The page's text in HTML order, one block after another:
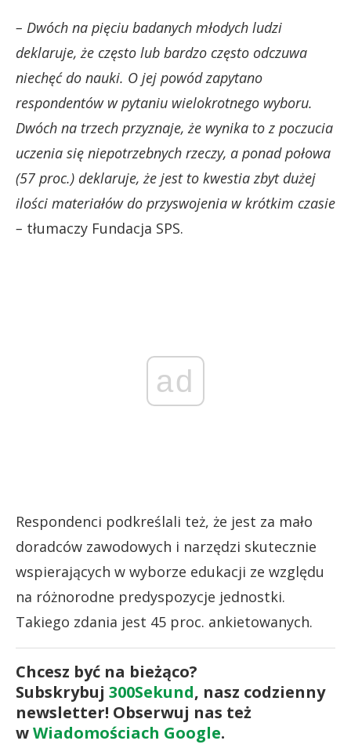
– Dwóch na pięciu badanych młodych ludzi
deklaruje, że często lub bardzo często odczuwa
niechęć do nauki. O jej powód zapytano
respondentów w pytaniu wielokrotnego wyboru.
Dwóch na trzech przyznaje, że wynika to z poczucia
uczenia się niepotrzebnych rzeczy, a ponad połowa
(57 proc.) deklaruje, że jest to kwestia zbyt dużej
ilości materiałów do przyswojenia w krótkim czasie
– tłumaczy Fundacja SPS.
ad
Respondenci podkreślali też, że jest za mało
doradców zawodowych i narzędzi skutecznie
wspierających w wyborze edukacji ze względu
na różnorodne predyspozycje jednostki.
Takiego zdania jest 45 proc. ankietowanych.
Chcesz być na bieżąco?
Subskrybuj 300Sekund, nasz codzienny
newsletter! Obserwuj nas też
wWiadomościach Google.